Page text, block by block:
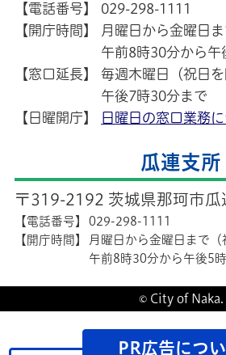
【電話番号】
029-298-1111
【開庁時間】
月曜日から金曜日
午前8時30分から午
【窓口延長】
毎週木曜日（祝日を
午後7時30分まで
【日曜開庁】
日曜日の窓口業務
瓜連支所
〒319-2192 茨城県那珂市瓜
【電話番号】
029-298-1111
【開庁時間】
月曜日から金曜日まで（
午前8時30分から午後5
© City of Naka.
PR広告につ